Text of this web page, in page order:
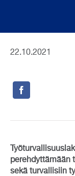
22.10.2021
perehdyttämään
sekä turvallisiin